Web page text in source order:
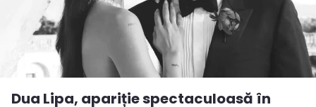
Dua Lipa, apariție spectaculoasă în